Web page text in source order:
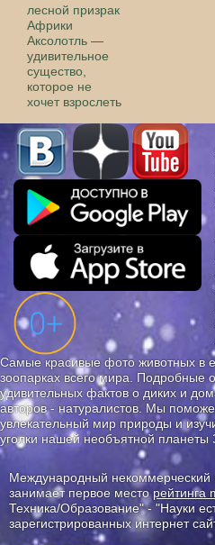
лесной призрак
Африки
Аксолотль —
удивительное
существо,
которое не
хочет взрослеть
Самые красивые фото животных в
зоопарках всего мира. Подробные
удивительных фактов о диких и
авторов - натуралистов. Мы
увлекательный мир природы и
уголки нашей необъятной планеты
Международный некоммерческий
занимает первое месторейтинга
Техника/Образование" - "Науки
зарегистрированных интернет